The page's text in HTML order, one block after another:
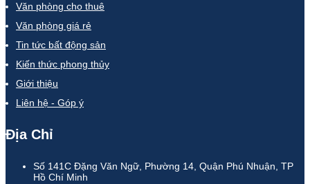
Văn phòng cho thuê
Văn phòng giá rẻ
Tin tức bất động sản
Kiến thức phong thủy
Giới thiệu
Liên hệ - Góp ý
Địa Chỉ
Số 141C Đặng Văn Ngữ, Phường 14, Quận Phú Nhuận, TP
Hồ Chí Minh